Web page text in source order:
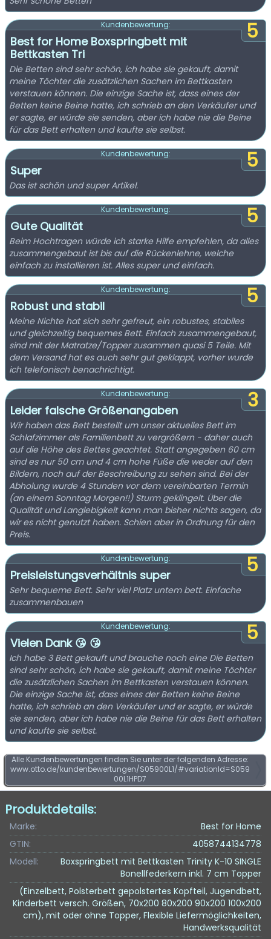
5
Kundenbewertung:
Best for Home Boxspringbett mit
Bettkasten Tri
Die Betten sind sehr schön, ich habe sie gekauft, damit
meine Töchter die zusätzlichen Sachen im Bettkasten
verstauen können. Die einzige Sache ist, dass eines der
Betten keine Beine hatte, ich schrieb an den Verkäufer und
er sagte, er würde sie senden, aber ich habe nie die Beine
für das Bett erhalten und kaufte sie selbst.
5
Kundenbewertung:
Super
Das ist schön und super Artikel.
5
Kundenbewertung:
Gute Qualität
Beim Hochtragen würde ich starke Hilfe empfehlen, da alles
zusammengebaut ist bis auf die Rückenlehne, welche
einfach zu installieren ist. Alles super und einfach.
5
Kundenbewertung:
Robust und stabil
Meine Nichte hat sich sehr gefreut, ein robustes, stabiles
und gleichzeitig bequemes Bett. Einfach zusammengebaut,
sind mit der Matratze/Topper zusammen quasi 5 Teile. Mit
dem Versand hat es auch sehr gut geklappt, vorher wurde
ich telefonisch benachrichtigt.
3
Kundenbewertung:
Leider falsche Größenangaben
Wir haben das Bett bestellt um unser aktuelles Bett im
Schlafzimmer als Familienbett zu vergrößern - daher auch
auf die Höhe des Bettes geachtet. Statt angegeben 60 cm
sind es nur 50 cm und 4 cm hohe Füße die weder auf den
Bildern, noch auf der Beschreibung zu sehen sind. Bei der
Abholung wurde 4 Stunden vor dem vereinbarten Termin
(an einem Sonntag Morgen!!) Sturm geklingelt. Über die
Qualität und Langlebigkeit kann man bisher nichts sagen, da
wir es nicht genutzt haben. Schien aber in Ordnung für den
Preis.
5
Kundenbewertung:
Preisleistungsverhältnis super
Sehr bequeme Bett. Sehr viel Platz untem bett. Einfache
zusammenbauen
5
Kundenbewertung:
Vielen Dank 😘 😘
Ich habe 3 Bett gekauft und brauche noch eine Die Betten
sind sehr schön, ich habe sie gekauft, damit meine Töchter
die zusätzlichen Sachen im Bettkasten verstauen können.
Die einzige Sache ist, dass eines der Betten keine Beine
hatte, ich schrieb an den Verkäufer und er sagte, er würde
sie senden, aber ich habe nie die Beine für das Bett erhalten
und kaufte sie selbst.
Alle Kundenbewertungen finden Sie unter der folgenden Adresse:
www.otto.de/kundenbewertungen/S05900L1/#variationId=S059
00L1HPD7
Produktdetails:
Marke:
Best for Home
GTIN:
4058744134778
Modell:
Boxspringbett mit Bettkasten Trinity K-10 SINGLE
Bonellfederkern inkl. 7 cm Topper
(Einzelbett, Polsterbett gepolstertes Kopfteil, Jugendbett,
Kinderbett versch. Größen, 70x200 80x200 90x200 100x200
cm), mit oder ohne Topper, Flexible Liefermöglichkeiten,
Handwerksqualität